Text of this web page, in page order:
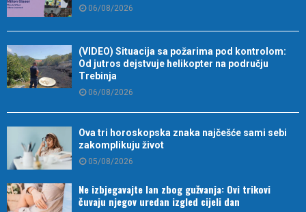
06/08/2026
(VIDEO) Situacija sa požarima pod kontrolom:
Od jutros dejstvuje helikopter na području
Trebinja
06/08/2026
Ova tri horoskopska znaka najčešće sami sebi
zakomplikuju život
05/08/2026
Ne izbjegavajte lan zbog gužvanja: Ovi trikovi
čuvaju njegov uredan izgled cijeli dan